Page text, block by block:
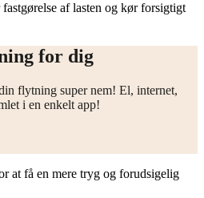
af lasten og kør forsigtigt
for dig
flytning super nem! El, internet,
i en enkelt app!
at få en mere tryg og forudsigelig